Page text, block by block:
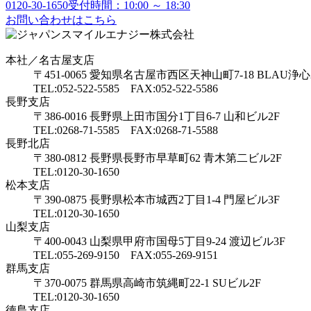
0120-30-1650受付時間：10:00 ～ 18:30
お問い合わせはこちら
本社／名古屋支店
〒451-0065 愛知県名古屋市西区天神山町7-18 BLAU浄
TEL:052-522-5585 FAX:052-522-5586
長野支店
〒386-0016 長野県上田市国分1丁目6-7 山和ビル2F
TEL:0268-71-5585 FAX:0268-71-5588
長野北店
〒380-0812 長野県長野市早草町62 青木第二ビル2F
TEL:0120-30-1650
松本支店
〒390-0875 長野県松本市城西2丁目1-4 門屋ビル3F
TEL:0120-30-1650
山梨支店
〒400-0043 山梨県甲府市国母5丁目9-24 渡辺ビル3F
TEL:055-269-9150 FAX:055-269-9151
群馬支店
〒370-0075 群馬県高崎市筑縄町22-1 SUビル2F
TEL:0120-30-1650